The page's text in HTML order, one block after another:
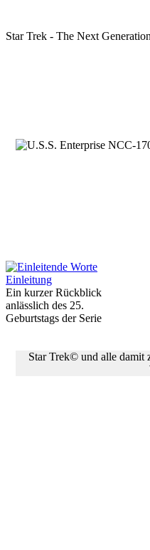
Star Trek - The Next Generation
Einleitung
Ein kurzer Rückblick
anlässlich des 25.
Geburtstags der Serie
Star Trek© und alle damit